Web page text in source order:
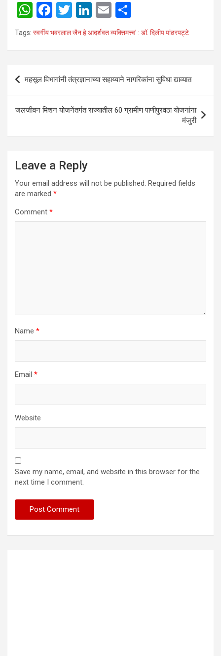
W
h
at
A
p
p
F
a
ce
o
k
T
wi
tt
Li
n
ke
n
E
m
ail
h
ar
Tags: स्वर्गीय भवरलाल जैन हे आदर्शवत व्यक्तिमत्त्व’ : डॉ. दिलीप पांढरपट्टे
Post
navigation
महसूल विभागांनी तंत्रज्ञानाच्या सहाय्याने नागरिकांना सुविधा द्याव्यात
जलजीवन मिशन योजनेंतर्गत राज्यातील 60 ग्रामीण पाणीपुरवठा योजनांना
मंजुरी
Leave a Reply
Your email address will not be published. Required fields
are marked *
Comment *
Name *
Email *
Website
Save my name, email, and website in this browser for the
next time I comment.